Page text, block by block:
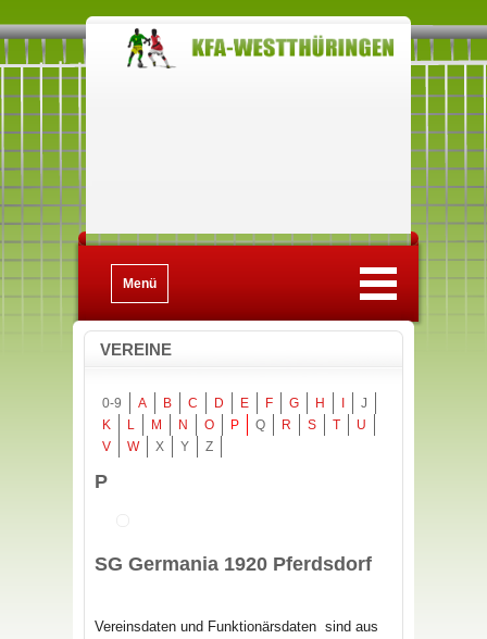
Menü
VEREINE
0-9 A B C D E F G H
J
K
L M N O P Q R S T
U
V
W X Y Z
P
SG Germania 1920 Pferdsdorf
Vereinsdaten und Funktionärsdaten sind aus